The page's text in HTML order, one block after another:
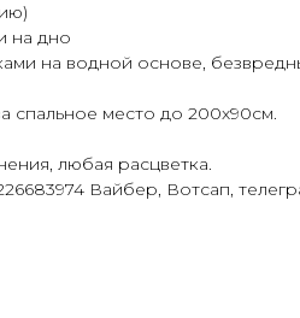
на дно
на водной основе,
спальное место до 200х90см.
любая расцветка.
Вайбер, Вотсап,